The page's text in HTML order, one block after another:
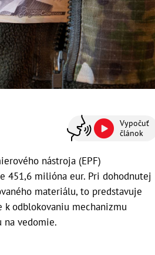
Vypočuť
článok
nástroja (EPF)
451,6 milióna eur. Pri dohodnutej
materiálu, to predstavuje
odblokovaniu mechanizmu
na vedomie.